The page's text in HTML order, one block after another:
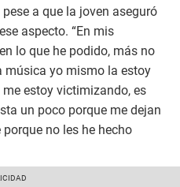
a que la joven aseguró
aspecto. “En mis
lo que he podido, más no
música yo mismo la estoy
estoy victimizando, es
un poco porque me dejan
no les he hecho